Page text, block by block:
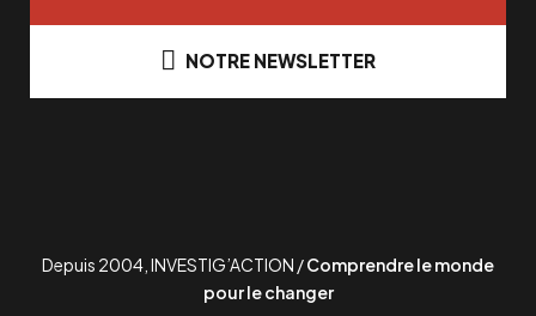
NOTRE NEWSLETTER
Depuis 2004, INVESTIG’ACTION /Comprendre le monde
pour le changer